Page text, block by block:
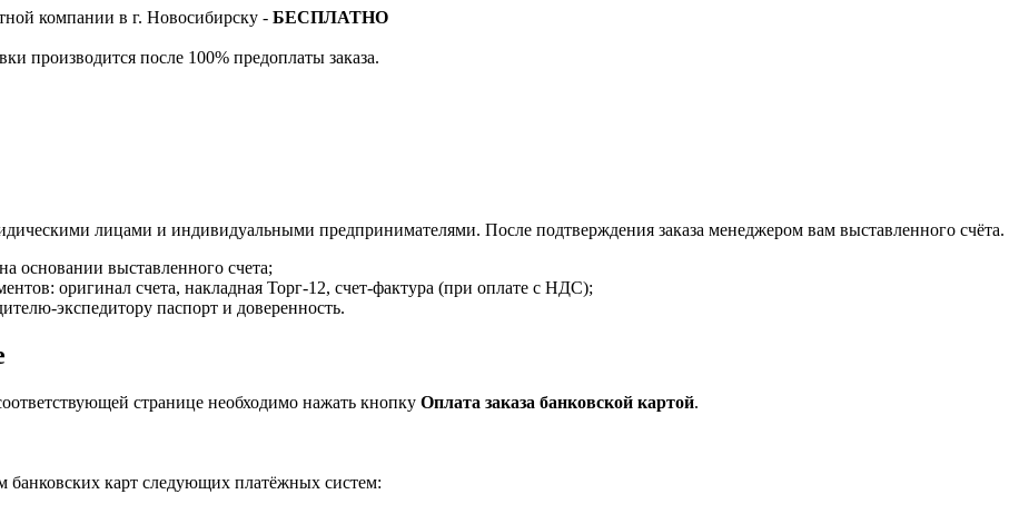
компании в г. Новосибирску - БЕСПЛАТНО
производится после 100% предоплаты заказа.
лицами и индивидуальными предпринимателями. После подтверждения заказа менеджером вам выставленного счёта.
основании выставленного счета;
оригинал счета, накладная Торг-12, счет-фактура (при оплате с НДС);
экспедитору паспорт и доверенность.
странице необходимо нажать кнопку Оплата заказа банковской картой.
карт следующих платёжных систем: